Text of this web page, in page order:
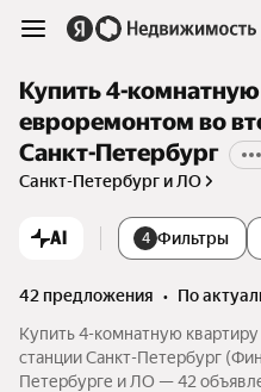
Купить 4-
евроремонтом во
Санкт-Петербург
Санкт-Петербург и ЛО
AI 4 Фильтры
42 предложения •
по
Купить 4-комнатную
станции Санкт-Петербург
Петербурге и ЛО — 42